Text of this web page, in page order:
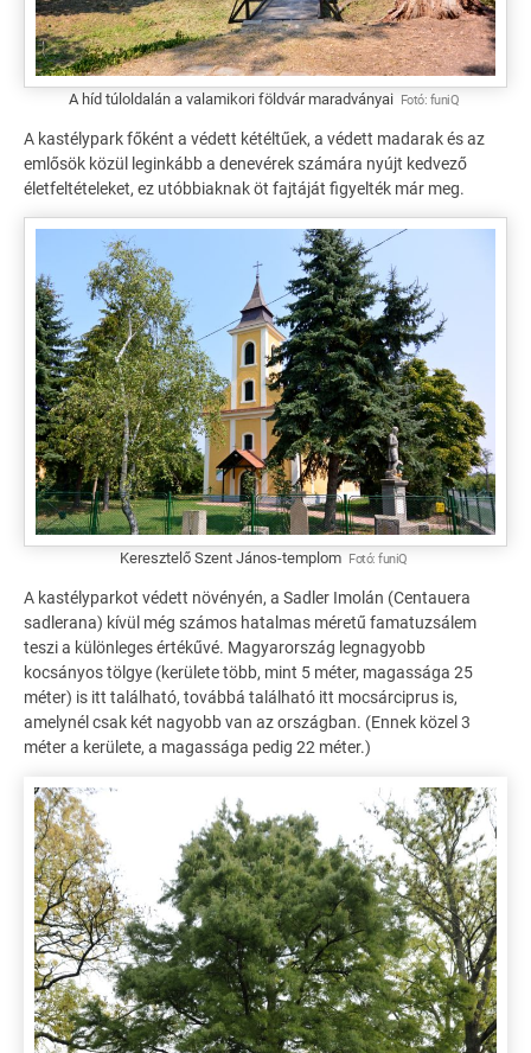
A híd túloldalán a valamikori földvár maradványai Fotó: funiQ
A kastélypark főként a védett kétéltűek, a védett madarak és az
emlősök közül leginkább a denevérek számára nyújt kedvező
életfeltételeket, ez utóbbiaknak öt fajtáját figyelték már meg.
Keresztelő Szent János-templom Fotó:funiQ
A kastélyparkot védett növényén, a Sadler Imolán (Centauera
sadlerana) kívül még számos hatalmas méretű famatuzsálem
teszi a különleges értékűvé. Magyarország legnagyobb
kocsányos tölgye (kerülete több, mint 5 méter, magassága 25
méter) is itt található, továbbá található itt mocsárciprus is,
amelynél csak két nagyobb van az országban. (Ennek közel 3
méter a kerülete, a magassága pedig 22 méter.)